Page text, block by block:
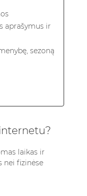
aprašymus ir
sezoną
laikas ir
nei fizinėse